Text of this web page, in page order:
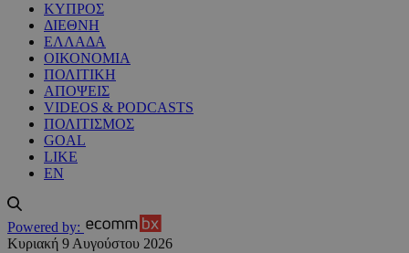
ΚΥΠΡΟΣ
ΔΙΕΘΝΗ
ΕΛΛΑΔΑ
ΟΙΚΟΝΟΜΙΑ
ΠΟΛΙΤΙΚΗ
ΑΠΟΨΕΙΣ
VIDEOS & PODCASTS
ΠΟΛΙΤΙΣΜΟΣ
GOAL
LIKE
EN
Powered by:
Κυριακή 9 Αυγούστου 2026